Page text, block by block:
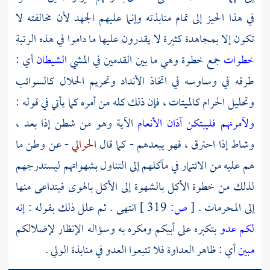
في هذا الحيز إلى تمام منابذته وإنما عليهم الجهد لأن مخالفته لا
تكون إلا بمجاهدة كثيرة لا يقدرون عليها ما داموا في هذه الرتبة
خطواتجمع خطوة وهي ما بين القدمين في المشيالشيطانأي :
طرقه في وساوسه في اتخاذ الأنداد وتحريم الحلال كالسوائب
وتحليل الحرام كالميتات ، فإن ذلك كله من أمره كما يأتي في قوله :
ولآمرنهم فليبتكن آذان الأنعام الآية وهو من شطن إذا بعد ،
وشاط إذا احترق ، فهو يبعدهم - كما قالالحرالي- عن وطن ما
هم عليه من الائتمار في مآكلهم إلى التناول بشهواتهم ليستدرجهم
لذلك من خطوة الأكل بالشهوة إلى الأكل بالهوى فيتداعى منها
إلى المحرمات . [ص: انتهى . ثم علل ذلك بقوله :إنه
لكم عدوبتكبره على أبيكم ومكره به وسؤاله الإنظار لإضلالكم
مبينأي : ظاهر العداوة فلا تتبعوا العدو في منابذة الولي .